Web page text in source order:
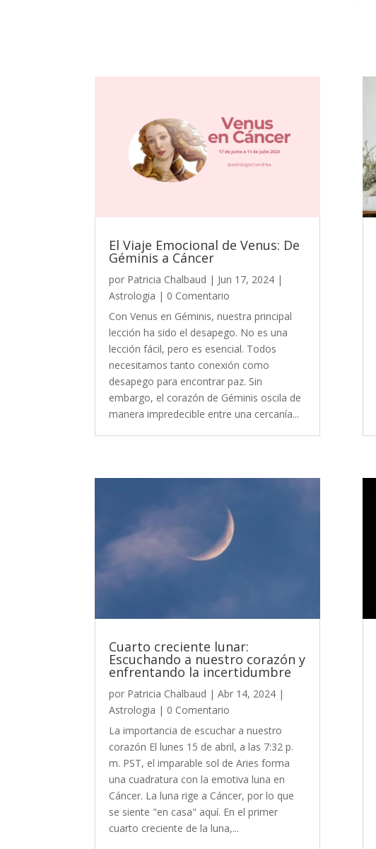
El Viaje Emocional de Venus: De
Géminis a Cáncer
por Patricia Chalbaud | Jun 17, 2024 |
Astrologia | 0 Comentario
Con Venus en Géminis, nuestra principal
lección ha sido el desapego. No es una
lección fácil, pero es esencial. Todos
necesitamos tanto conexión como
desapego para encontrar paz. Sin
embargo, el corazón de Géminis oscila de
manera impredecible entre una cercanía...
Cuarto creciente lunar:
Escuchando a nuestro corazón y
enfrentando la incertidumbre
por Patricia Chalbaud |Abr 14, 2024 |
Astrologia | 0 Comentario
La importancia de escuchar a nuestro
corazón El lunes 15 de abril, a las 7:32 p.
m. PST, el imparable sol de Aries forma
una cuadratura con la emotiva luna en
Cáncer. La luna rige a Cáncer, por lo que
se siente "en casa" aquí. En el primer
cuarto creciente de la luna,...